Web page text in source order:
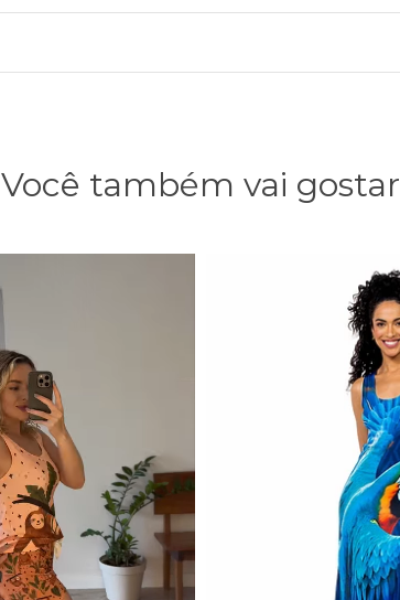
Você também vai gostar